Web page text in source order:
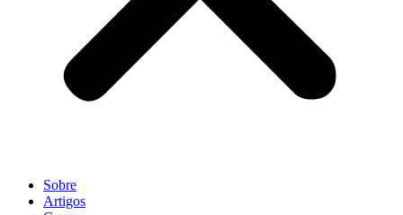
Sobre
Artigos